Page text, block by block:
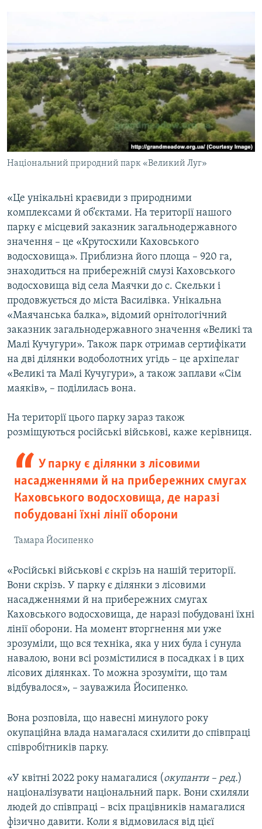
Національний природний парк «Великий Луг»
«Це унікальні краєвиди з природними
комплексами й об’єктами. На території нашого
парку є місцевий заказник загальнодержавного
значення – це «Крутосхили Каховського
водосховища». Приблизна його площа – 920 га,
знаходиться на прибережній смузі Каховського
водосховища від села Маячки до с. Скельки і
продовжується до міста Василівка. Унікальна
«Маячанська балка», відомий орнітологічний
заказник загальнодержавного значення «Великі та
Малі Кучугури». Також парк отримав сертифікати
на дві ділянки водоболотних угідь – це архіпелаг
«Великі та Малі Кучугури», а також заплави «Сім
маяків», – поділилась вона.
На території цього парку зараз також
розміщуються російські військові, каже керівниця.
У парку є ділянки з лісовими
насадженнями й на прибережних смугах
Каховського водосховища, де наразі
побудовані їхні лінії оборони
Тамара Йосипенко
«Російські військові є скрізь на нашій території.
Вони скрізь. У парку є ділянки з лісовими
насадженнями й на прибережних смугах
Каховського водосховища, де наразі побудовані їхні
лінії оборони. На момент вторгнення ми уже
зрозуміли, що вся техніка, яка у них була і сунула
навалою, вони всі розмістилися в посадках і в цих
лісових ділянках. То можна зрозуміти, що там
відбувалося», – зауважила Йосипенко.
Вона розповіла, що навесні минулого року
окупаційна влада намагалася схилити до співпраці
співробітників парку.
«У квітні 2022 року намагалися (окупанти – ред.)
націоналізувати національний парк. Вони схиляли
людей до співпраці – всіх працівників намагалися
фізично давити. Коли я відмовилася від цієї